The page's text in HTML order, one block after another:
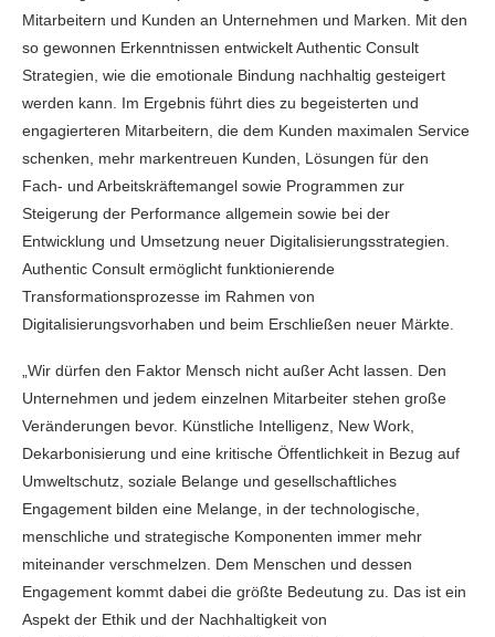
Mitarbeitern und Kunden an Unternehmen und Marken. Mit den
so gewonnen Erkenntnissen entwickelt Authentic Consult
Strategien, wie die emotionale Bindung nachhaltig gesteigert
werden kann. Im Ergebnis führt dies zu begeisterten und
engagierteren Mitarbeitern, die dem Kunden maximalen Service
schenken, mehr markentreuen Kunden, Lösungen für den
Fach- und Arbeitskräftemangel sowie Programmen zur
Steigerung der Performance allgemein sowie bei der
Entwicklung und Umsetzung neuer Digitalisierungsstrategien.
Authentic Consult ermöglicht funktionierende
Transformationsprozesse im Rahmen von
Digitalisierungsvorhaben und beim Erschließen neuer Märkte.
„Wir dürfen den Faktor Mensch nicht außer Acht lassen. Den
Unternehmen und jedem einzelnen Mitarbeiter stehen große
Veränderungen bevor. Künstliche Intelligenz, New Work,
Dekarbonisierung und eine kritische Öffentlichkeit in Bezug auf
Umweltschutz, soziale Belange und gesellschaftliches
Engagement bilden eine Melange, in der technologische,
menschliche und strategische Komponenten immer mehr
miteinander verschmelzen. Dem Menschen und dessen
Engagement kommt dabei die größte Bedeutung zu. Das ist ein
Aspekt der Ethik und der Nachhaltigkeit von